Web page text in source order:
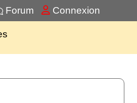
Forum Connexion